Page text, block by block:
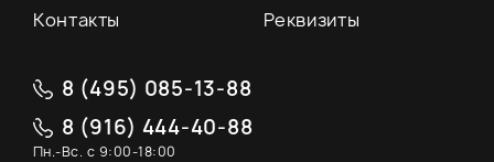
Контакты
Реквизиты
8 (495) 085-13-88
8 (916) 444-40-88
Пн.-Вс. с 9:00-18:00